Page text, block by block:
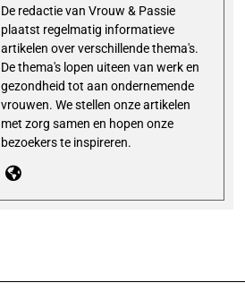
De redactie van Vrouw & Passie
plaatst regelmatig informatieve
artikelen over verschillende thema's.
De thema's lopen uiteen van werk en
gezondheid tot aan ondernemende
vrouwen. We stellen onze artikelen
met zorg samen en hopen onze
bezoekers te inspireren.